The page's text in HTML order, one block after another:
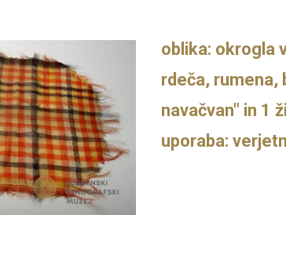
oblika: okrogla
rdeča, rumena,
navačvan" in 1
uporaba: